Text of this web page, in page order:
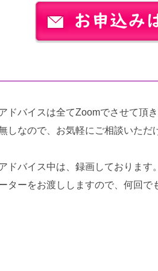
ドバイスは全てZoomでさせて頂き
しなので、お気軽にご相談いただ
ドバイス中は、録画しております。
ターをお渡ししますので、何回で